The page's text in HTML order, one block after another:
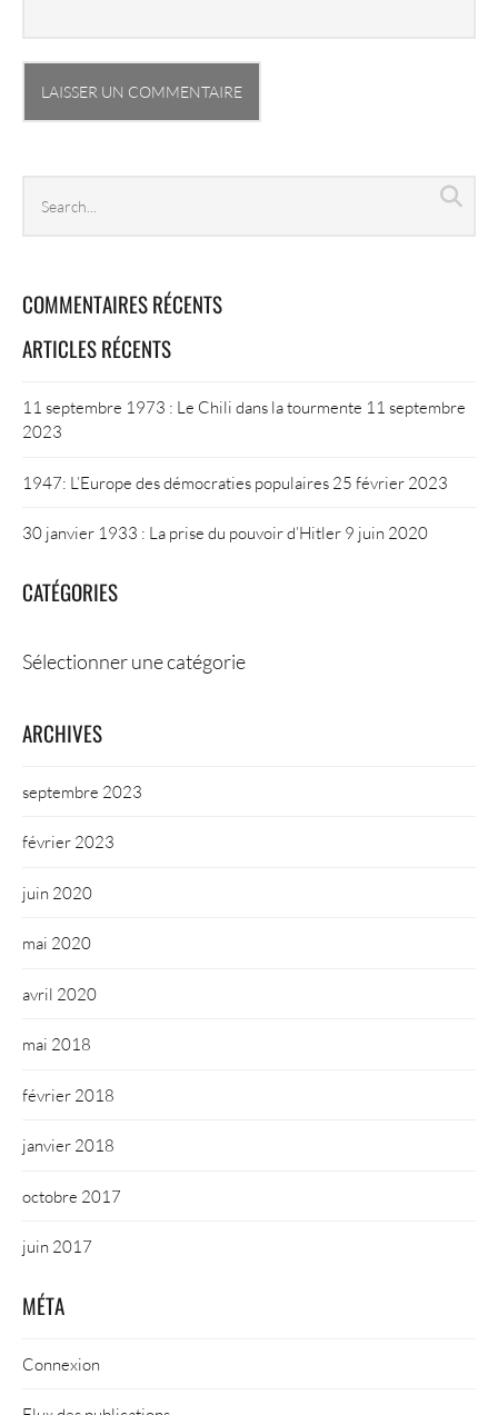
archives
COMMENTAIRES RÉCENTS
ARTICLES RÉCENTS
11 septembre 1973 : Le Chili dans la tourmente 11 septembre
2023
1947: L’Europe des démocraties populaires 25 février 2023
30 janvier 1933 : La prise du pouvoir d’Hitler 9 juin 2020
CATÉGORIES
ARCHIVES
septembre 2023
février 2023
juin 2020
mai 2020
avril 2020
mai 2018
février 2018
janvier 2018
octobre 2017
juin 2017
MÉTA
Connexion